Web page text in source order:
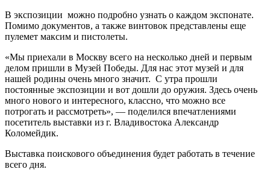
В экспозиции можно подробно узнать о каждом экспонате.
Помимо документов, а также винтовок представлены еще
пулемет максим и пистолеты.
«Мы приехали в Москву всего на несколько дней и первым
делом пришли в Музей Победы. Для нас этот музей и для
нашей родины очень много значит. С утра прошли
постоянные экспозиции и вот дошли до оружия. Здесь очень
много нового и интересного, классно, что можно все
потрогать и рассмотреть», — поделился впечатлениями
посетитель выставки из г. Владивостока Александр
Коломейдик.
Выставка поискового объединения будет работать в течение
всего дня.